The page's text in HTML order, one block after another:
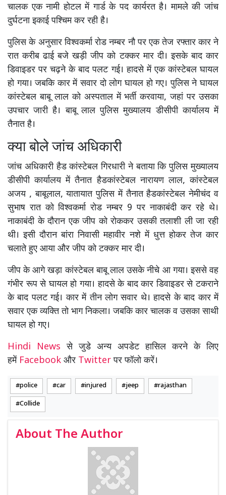
चालक एक नामी होटल में गार्ड के पद कार्यरत है। मामले की जांच
दुर्घटना इकाई पश्चिम कर रही है।
पुलिस के अनुसार विश्वकर्मा रोड नम्बर नौ पर एक तेज रफ्तार कार ने
रात करीब ढाई बजे खड़ी जीप को टक्कर मार दी। इसके बाद कार
डिवाइडर पर चढ़ने के बाद पलट गई। हादसे में एक कांस्टेबल घायल
हो गया। जबकि कार में सवार दो लोग घायल हो गए। पुलिस ने घायल
कांस्टेबल बाबू लाल को अस्पताल में भर्ती करवाया, जहां पर उसका
उपचार जारी है। बाबू लाल पुलिस मुख्यालय डीसीपी कार्यालय में
तैनात है।
क्या बोले जांच अधिकारी
जांच अधिकारी हैड कांस्टेबल गिरधारी ने बताया कि पुलिस मुख्यालय
डीसीपी कार्यालय में तैनात हैडकांस्टेबल नारायण लाल, कांस्टेबल
अजय , बाबूलाल, यातायात पुलिस में तैनात हैडकांस्टेबल नेमीचंद व
सुभाष रात को विश्वकर्मा रोड नम्बर 9 पर नाकाबंदी कर रहे थे।
नाकाबंदी के दौरान एक जीप को रोककर उसकी तलाशी ली जा रही
थी। इसी दौरान बांरा निवासी महावीर नशे में धुत्त होकर तेज कार
चलाते हुए आया और जीप को टक्कर मार दी।
जीप के आगे खड़ा कांस्टेबल बाबू लाल उसके नीचे आ गया। इससे वह
गंभीर रूप से घायल हो गया। हादसे के बाद कार डिवाइडर से टकराने
के बाद पलट गई। कार में तीन लोग सवार थे। हादसे के बाद कार में
सवार एक व्यक्ति तो भाग निकला। जबकि कार चालक व उसका साथी
घायल हो गए।
Hindi Newsसे जुडे अन्य अपडेट हासिल करने के लिए
हमें Facebook और Twitterपर फॉलो करें।
police car injured jeep rajasthan
Collide
About The Author